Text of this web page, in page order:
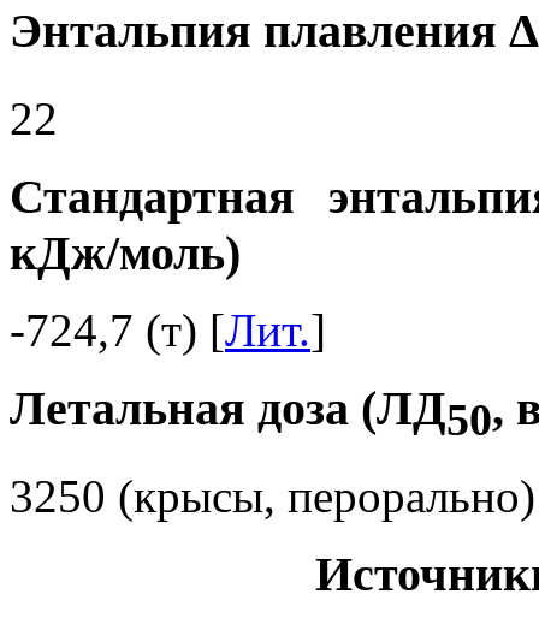
Энтальпия плавления
22
Стандартная
кДж/моль)
-724,7 (т) [Лит.]
Летальная доза (ЛД50,
3250 (крысы, перорально)